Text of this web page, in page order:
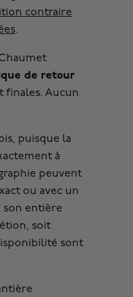
contraire
.
de retour
finales. Aucun
puisque la
à
peuvent
ou avec un
son entière
soit
sont